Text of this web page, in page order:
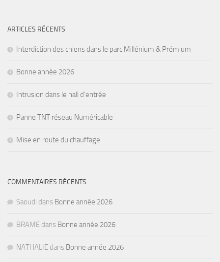
ARTICLES RÉCENTS
Interdiction des chiens dans le parc Millénium & Prémium
Bonne année 2026
Intrusion dans le hall d’entrée
Panne TNT réseau Numéricable
Mise en route du chauffage
COMMENTAIRES RÉCENTS
Saoudi dans Bonne année 2026
BRAME dans Bonne année 2026
NATHALIE dans Bonne année 2026